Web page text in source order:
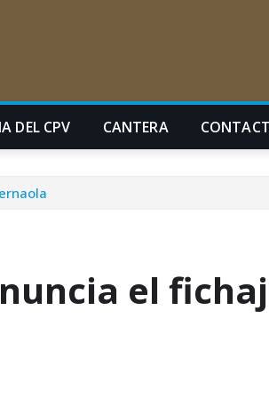
DEL CPV CANTERA
el